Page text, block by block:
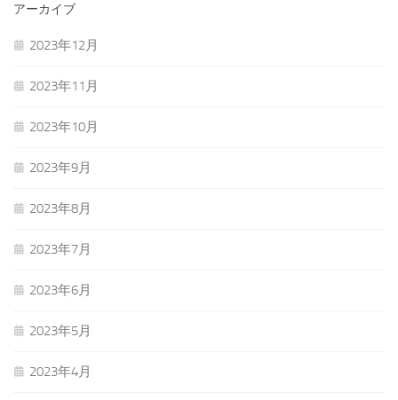
アーカイブ
2023年12月
2023年11月
2023年10月
2023年9月
2023年8月
2023年7月
2023年6月
2023年5月
2023年4月